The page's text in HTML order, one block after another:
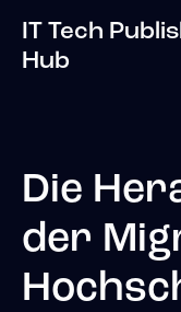
IT Tech
Hub
Die
der